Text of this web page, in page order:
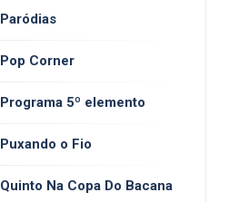
Paródias
Pop Corner
Programa 5º elemento
Puxando o Fio
Quinto Na Copa Do Bacana